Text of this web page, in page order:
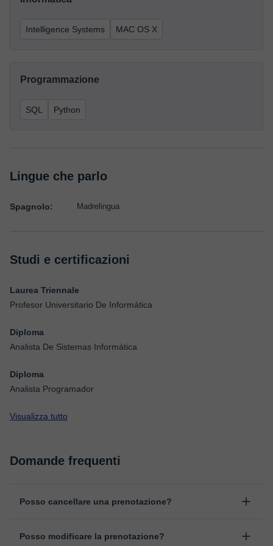
Intelligence Systems MAC OS X
Programmazione
SQL Python
Lingue che parlo
Spagnolo: Madrelingua
Studi e certificazioni
Laurea Triennale
Profesor Universitario De Informática
Diploma
Analista De Sistemas Informática
Diploma
Analista Programador
Visualizza tutto
Domande frequenti
Posso cancellare una prenotazione?
prima della lezione, indicando il motivo della cancellazione.
Posso modificare la prenotazione?